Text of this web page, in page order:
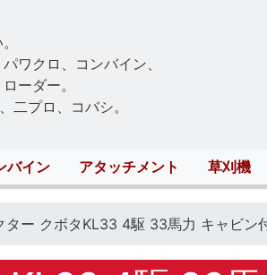
ワクロ、コンバイン、
ーダー。
二プロ、コバシ。
バイン アタッチメント 草刈機
ター クボタKL33 4駆 33馬力 キャビン